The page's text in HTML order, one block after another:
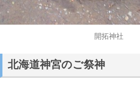
開拓神社
北海道神宮のご祭神